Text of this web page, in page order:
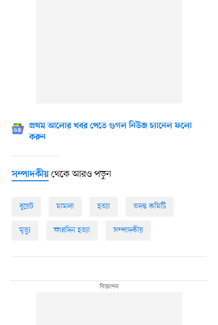
প্রথম আলোর খবর পেতে গুগল নিউজ চ্যানেল ফলো
করুন
সম্পাদকীয়থেকে আরও পড়ুন
বুয়েট মামলা হত্যা তদন্ত কমিটি
মৃত্যু ফারদিন হত্যা সম্পাদকীয়